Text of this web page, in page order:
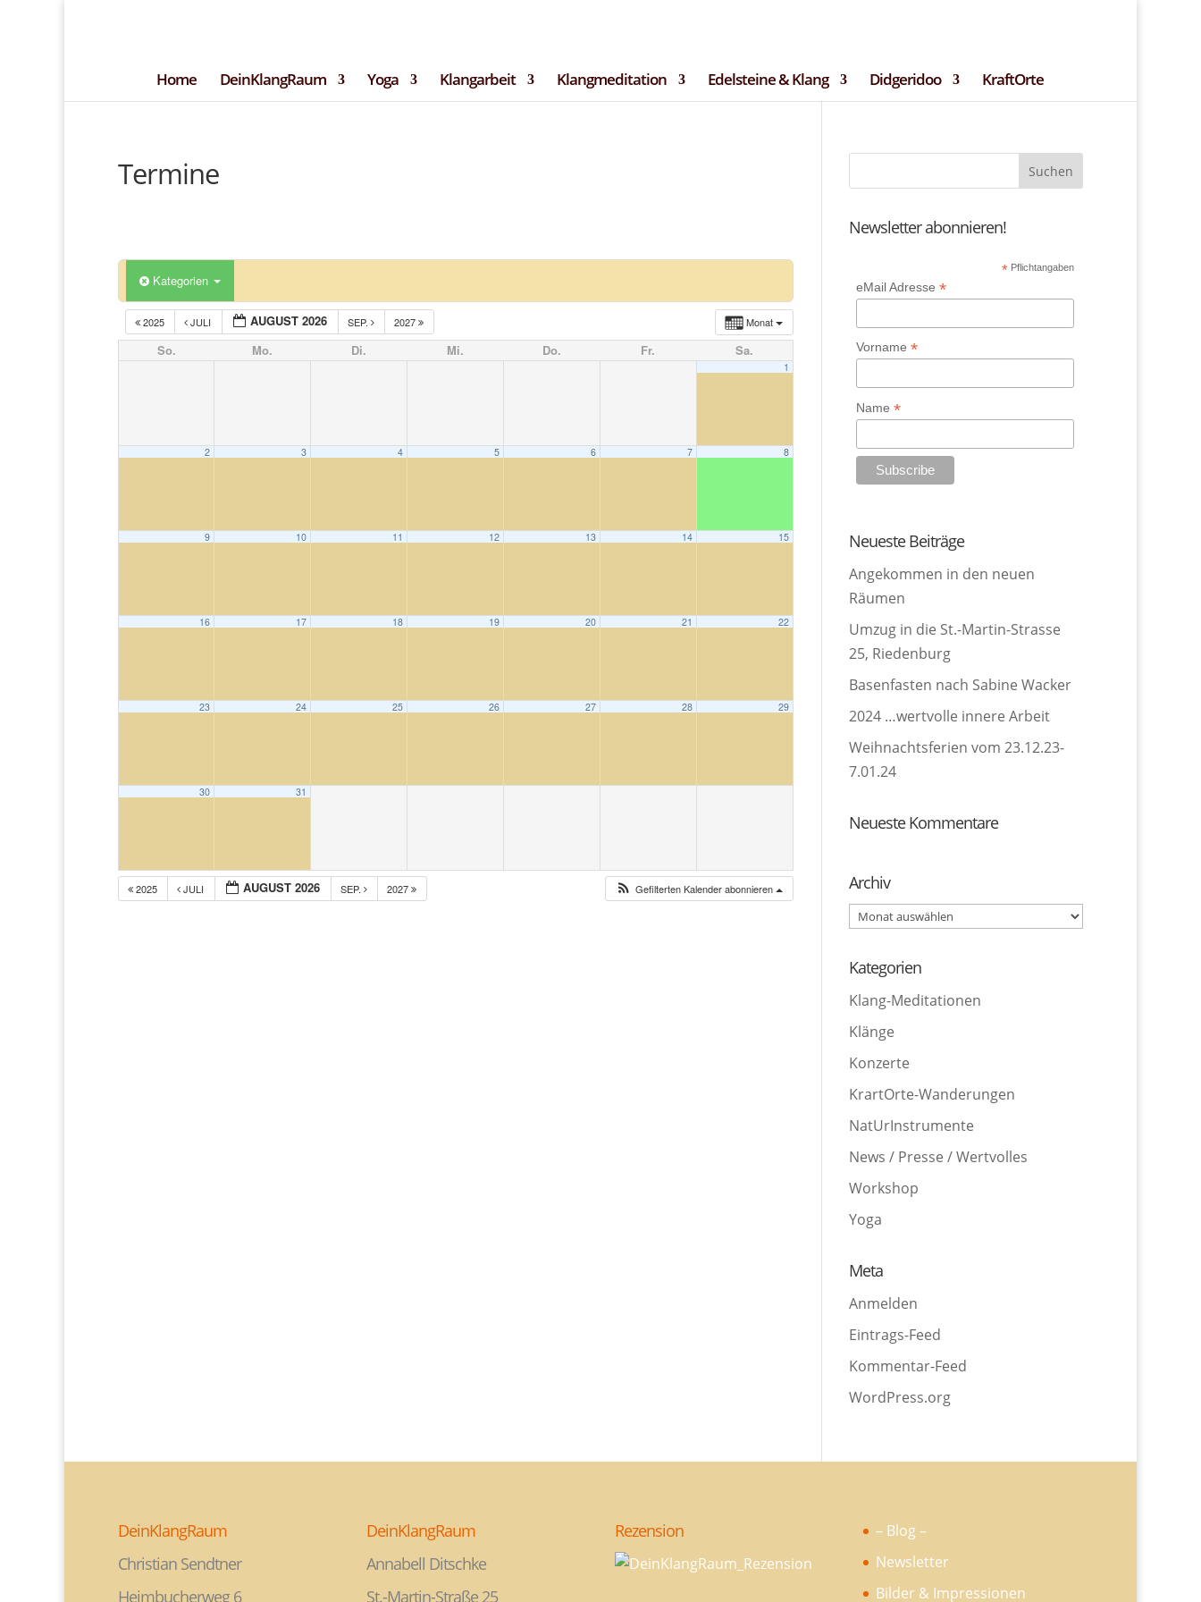
Home DeinKlangRaum Yoga Klangarbeit Klangmeditation Edelsteine & Klang Didgeridoo KraftOrte
Termine
Kategorien
Monat
2025 JULI AUGUST 2026 SEP. 2027
So. Mo. Di. Mi. Do. Fr. Sa.
1
2 3 4 5 6 7 8
9 10 11 12 13 14 15
16 17 18 19 20 21 22
23 24 25 26 27 28 29
30 31
2025 JULI AUGUST 2026 SEP. 2027 Gefilterten Kalender abonnieren
Newsletter abonnieren!
*Pflichtangaben
eMail Adresse*
Vorname*
Name*
Neueste Beiträge
Angekommen in den neuen
Räumen
Umzug in die St.-Martin-Strasse
25, Riedenburg
Basenfasten nach Sabine Wacker
2024 …wertvolle innere Arbeit
Weihnachtsferien vom 23.12.23-
7.01.24
Neueste Kommentare
Archiv
Archiv
Kategorien
Klang-Meditationen
Klänge
Konzerte
KrartOrte-Wanderungen
NatUrInstrumente
News / Presse / Wertvolles
Workshop
Yoga
Meta
Anmelden
Eintrags-Feed
Kommentar-Feed
WordPress.org
DeinKlangRaum
Christian Sendtner
Heimbucherweg 6
DeinKlangRaum
Annabell Ditschke
St.-Martin-Straße 25
Rezension
– Blog –
Newsletter
Bilder & Impressionen